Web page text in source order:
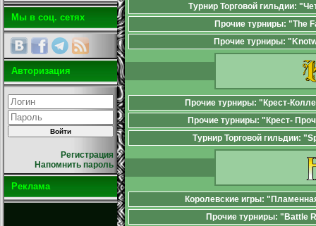
Мы в соц. сетях
Авторизация
Регистрация
Напомнить пароль
Реклама
Турнир Торговой гильдии:
Прочие турниры: "The
Прочие турниры:
Прочие турниры: "Крест-
Прочие турниры: "Крест-
Турнир Торговой гильдии:
Королевские игры:
Прочие турниры: "Battle